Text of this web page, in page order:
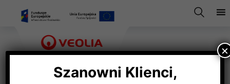
Szanowni Klienci,
×